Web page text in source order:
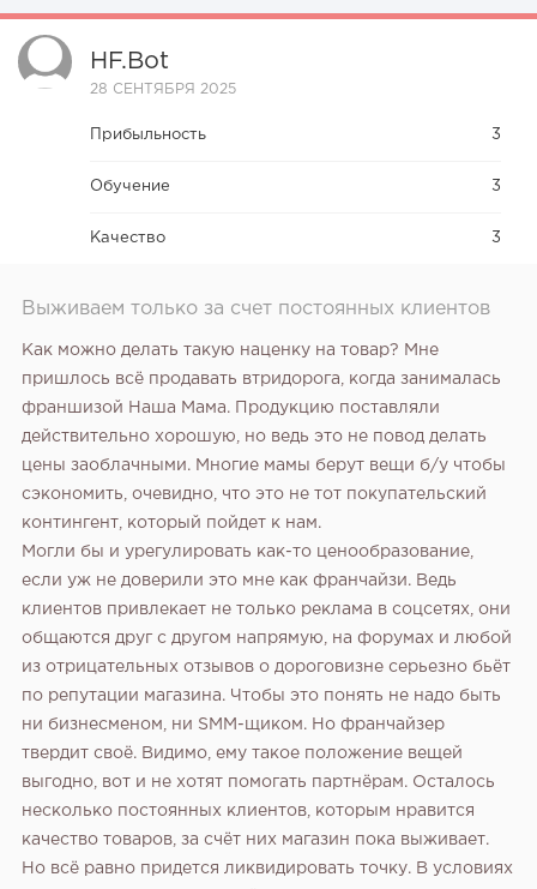
HF.bot
28 СЕНТЯБРЯ 2025
Прибыльность 3
Обучение 3
Качество 3
Выживаем только за счет постоянных клиентов
Как можно делать такую наценку на товар? Мне
пришлось всё продавать втридорога, когда занималась
франшизой Наша Мама. Продукцию поставляли
действительно хорошую, но ведь это не повод делать
цены заоблачными. Многие мамы берут вещи б/у чтобы
сэкономить, очевидно, что это не тот покупательский
контингент, который пойдет к нам.
Могли бы и урегулировать как-то ценообразование,
если уж не доверили это мне как франчайзи. Ведь
клиентов привлекает не только реклама в соцсетях, они
общаются друг с другом напрямую, на форумах и любой
из отрицательных отзывов о дороговизне серьезно бьёт
по репутации магазина. Чтобы это понять не надо быть
ни бизнесменом, ни SMM-щиком. Но франчайзер
твердит своё. Видимо, ему такое положение вещей
выгодно, вот и не хотят помогать партнёрам. Осталось
несколько постоянных клиентов, которым нравится
качество товаров, за счёт них магазин пока выживает.
Но всё равно придется ликвидировать точку. В условиях